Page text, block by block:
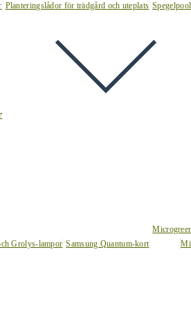
Planteringslådor för trädgård och uteplats Spegelpool
Grolys-lampor Samsung Quantum-kort